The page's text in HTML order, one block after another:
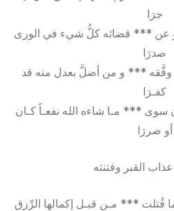
جرَا
و عن *** قضائه كلُّ شيء في الورى
صدرَا
*** و من أضلَّ بعدل منه قد
كفـرَا
*** مـا شاءه الله نفعـاً كـان
أو ضررَا
القبر وفتنته
*** مـن قبـل إكمالها الرِّزق